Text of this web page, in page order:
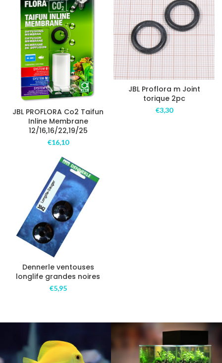
JBL PROFLORA Co2 Taifun
Inline Membrane
12/16,16/22,19/25
€16,10
JBL Proflora m Joint
torique 2pc
€3,30
Dennerle ventouses
longlife grandes noires
€5,95